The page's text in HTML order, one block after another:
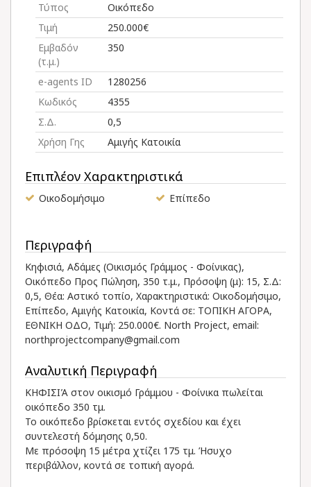
Τύπος
Οικόπεδο
Τιμή
250.000€
Εμβαδόν
(τ.μ.)
350
e-agents ID
1280256
Κωδικός
4355
Σ.Δ.
0,5
Χρήση Γης
Αμιγής Κατοικία
Επιπλέον Χαρακτηριστικά
Οικοδομήσιμο Επίπεδο
Περιγραφή
Κηφισιά, Αδάμες (Οικισμός Γράμμος - Φοίνικας),
Οικόπεδο Προς Πώληση, 350 τ.μ., Πρόσοψη (μ): 15, Σ.Δ:
0,5, Θέα: Αστικό τοπίο, Χαρακτηριστικά: Οικοδομήσιμο,
Επίπεδο, Αμιγής Κατοικία, Κοντά σε: ΤΟΠΙΚΗ ΑΓΟΡΑ,
ΕΘΝΙΚΗ ΟΔΟ, Τιμή: 250.000€. North Project, email:
northprojectcompany@gmail.com
Αναλυτική Περιγραφή
ΚΗΦΙΣΙΆ στον οικισμό Γράμμου - Φοίνικα πωλείται
οικόπεδο 350 τμ.
Το οικόπεδο βρίσκεται εντός σχεδίου και έχει
συντελεστή δόμησης 0,50.
Με πρόσοψη 15 μέτρα χτίζει 175 τμ. Ήσυχο
περιβάλλον, κοντά σε τοπική αγορά.